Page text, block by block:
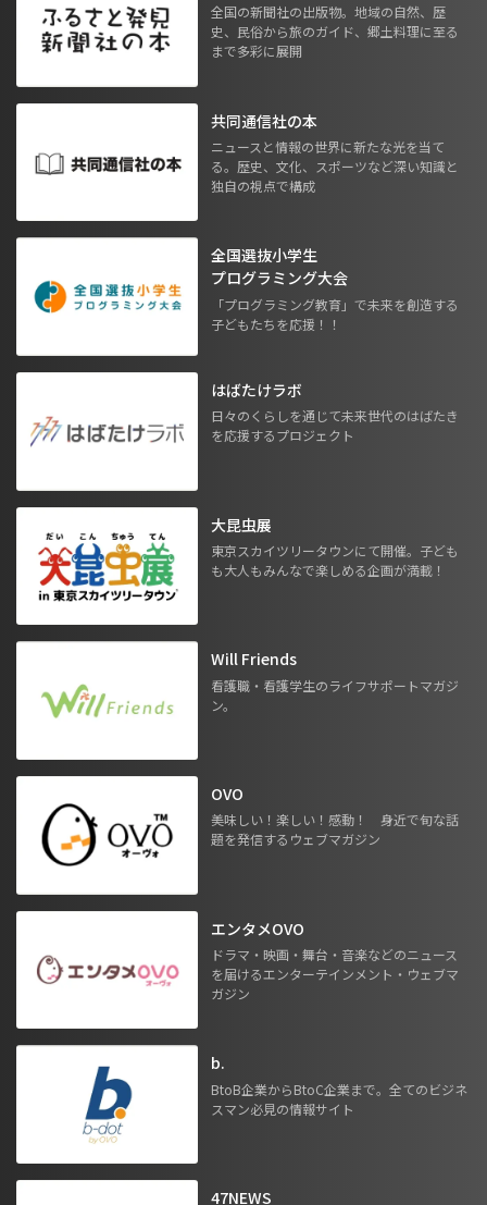
全国の新聞社の出版物。地域の自然、歴
史、民俗から旅のガイド、郷土料理に至る
まで多彩に展開
共同通信社の本
ニュースと情報の世界に新たな光を当て
る。歴史、文化、スポーツなど深い知識と
独自の視点で構成
全国選抜小学生
プログラミング大会
「プログラミング教育」で未来を創造する
子どもたちを応援！！
はばたけラボ
日々のくらしを通じて未来世代のはばたき
を応援するプロジェクト
大昆虫展
東京スカイツリータウンにて開催。子ども
も大人もみんなで楽しめる企画が満載！
Will Friends
看護職・看護学生のライフサポートマガジ
ン。
OVO
美味しい！楽しい！感動！ 身近で旬な話
題を発信するウェブマガジン
エンタメOVO
ドラマ・映画・舞台・音楽などのニュース
を届けるエンターテインメント・ウェブマ
ガジン
b.
BtoB企業からBtoC企業まで。全てのビジネ
スマン必見の情報サイト
47NEWS